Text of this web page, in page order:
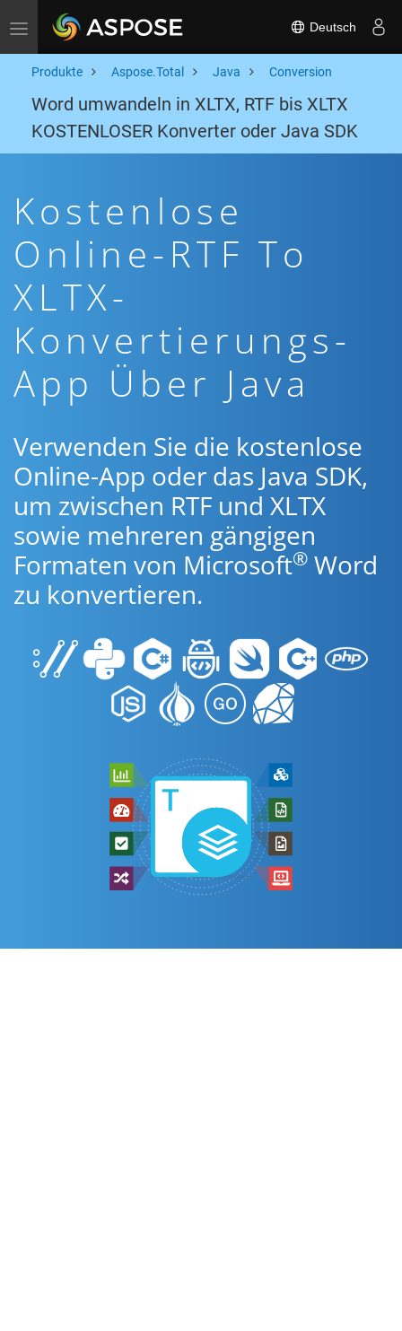
Toggle navigation Deutsch
Produkte Aspose.Total Java Conversion
Word umwandeln in XLTX, RTF bis XLTX
KOSTENLOSER Konverter oder Java SDK
Kostenlose
Online-RTF To
XLTX-
Konvertierungs-
App Über Java
Verwenden Sie die kostenlose
Online-App oder das Java SDK,
um zwischen RTF und XLTX
sowie mehreren gängigen
Formaten von Microsoft® Word
zu konvertieren.